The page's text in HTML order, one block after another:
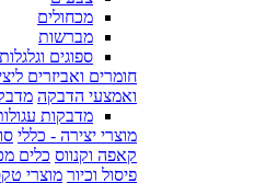
מכחולים
מברשות
ספוגים וגלגלות
חומרים ואביזרים
ואמצעי הדבקה
מדבקות
מוצרי יצירה - כללי
קאפה וקנווס כלים
פיסול וכיור מוצרי